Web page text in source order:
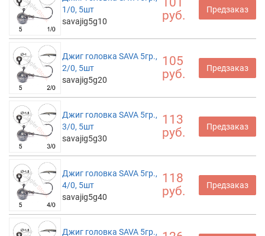
1/0, 5шт
savajig5g10
руб.
Предзаказ
Джиг головка SAVA 5гр.,
2/0, 5шт
savajig5g20
105
руб.
Предзаказ
Джиг головка SAVA 5гр.,
3/0, 5шт
savajig5g30
113
руб.
Предзаказ
Джиг головка SAVA 5гр.,
4/0, 5шт
savajig5g40
118
руб.
Предзаказ
Джиг головка SAVA 5гр.,